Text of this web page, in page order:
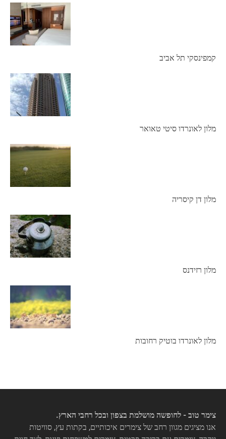
קמפינסקי תל אביב
מלון לאונרדו סיטי טאואר
מלון דן קיסריה
מלון רזידנס
מלון לאונרדו בוטיק רחובות
צימר טוב - לחופשה מושלמת בצפון ובכל רחבי הארץ.
אנו מציגים מגוון רחב של צימרים איכותיים, בקתות עץ, סוויטות